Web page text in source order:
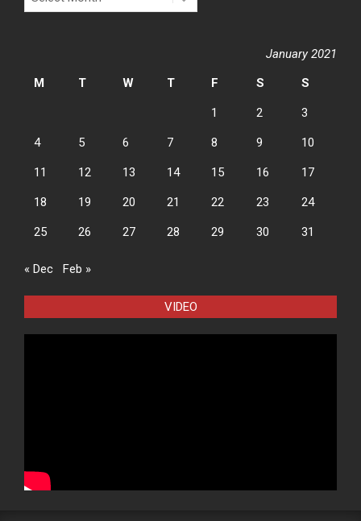
January 2021
M
T W T F S S
1 2 3
4 5 6 7 8 9 10
11 12 13 14 15 16 17
18 19 20 21 22 23 24
25 26 27 28 29 30 31
« Dec Feb »
VIDEO